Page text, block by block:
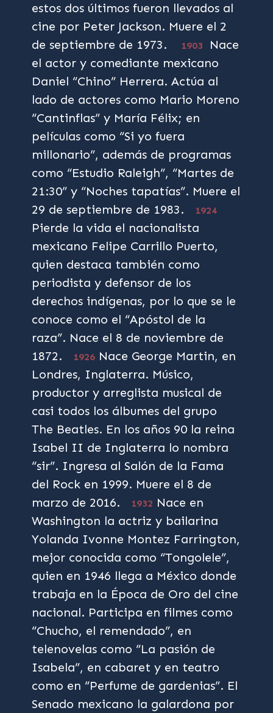
estos dos últimos fueron llevados al
cine por Peter Jackson. Muere el 2
de septiembre de 1973.
1903
Nace
el actor y comediante mexicano
Daniel “Chino” Herrera. Actúa al
lado de actores como Mario Moreno
“Cantinflas” y María Félix; en
películas como “Si yo fuera
millonario”, además de programas
como “Estudio Raleigh”, “Martes de
21:30” y “Noches tapatías”. Muere el
29 de septiembre de 1983.
1924
Pierde la vida el nacionalista
mexicano Felipe Carrillo Puerto,
quien destaca también como
periodista y defensor de los
derechos indígenas, por lo que se le
conoce como el “Apóstol de la
raza”. Nace el 8 de noviembre de
1872.
1926 Nace George Martin, en
Londres, Inglaterra. Músico,
productor y arreglista musical de
casi todos los álbumes del grupo
The Beatles. En los años 90 la reina
Isabel II de Inglaterra lo nombra
“sir”. Ingresa al Salón de la Fama
del Rock en 1999. Muere el 8 de
marzo de 2016.
1932 Nace en
Washington la actriz y bailarina
Yolanda Ivonne Montez Farrington,
mejor conocida como “Tongolele”,
quien en 1946 llega a México donde
trabaja en la Época de Oro del cine
nacional. Participa en filmes como
“Chucho, el remendado”, en
telenovelas como “La pasión de
Isabela”, en cabaret y en teatro
como en “Perfume de gardenias”. El
Senado mexicano la galardona por